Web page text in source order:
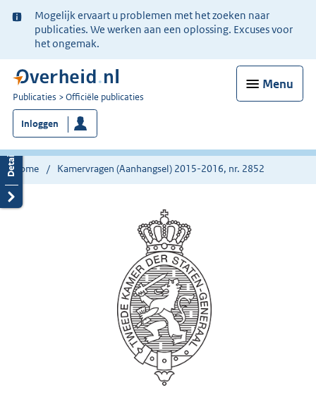
Ter
informatie:
Mogelijk ervaart u problemen met het zoeken naar
publicaties. We werken aan een oplossing. Excuses voor
het ongemak.
Menu
U
bent
nu
hier:
Publicaties Officiële publicaties
Inloggen
Home Kamervragen (Aanhangsel) 2015-2016, nr. 2852